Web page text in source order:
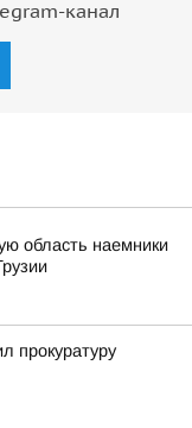
канал
область наемники
прокуратуру